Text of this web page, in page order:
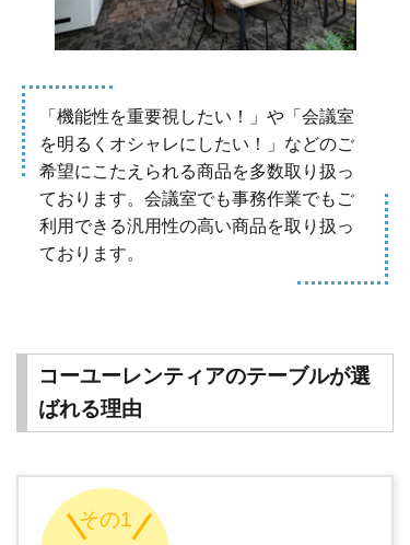
「機能性を重要視したい！」や「会議室
を明るくオシャレにしたい！」などのご
希望にこたえられる商品を多数取り扱っ
ております。会議室でも事務作業でもご
利用できる汎用性の高い商品を取り扱っ
ております。
コーユーレンティアのテーブルが選
ばれる理由
その1